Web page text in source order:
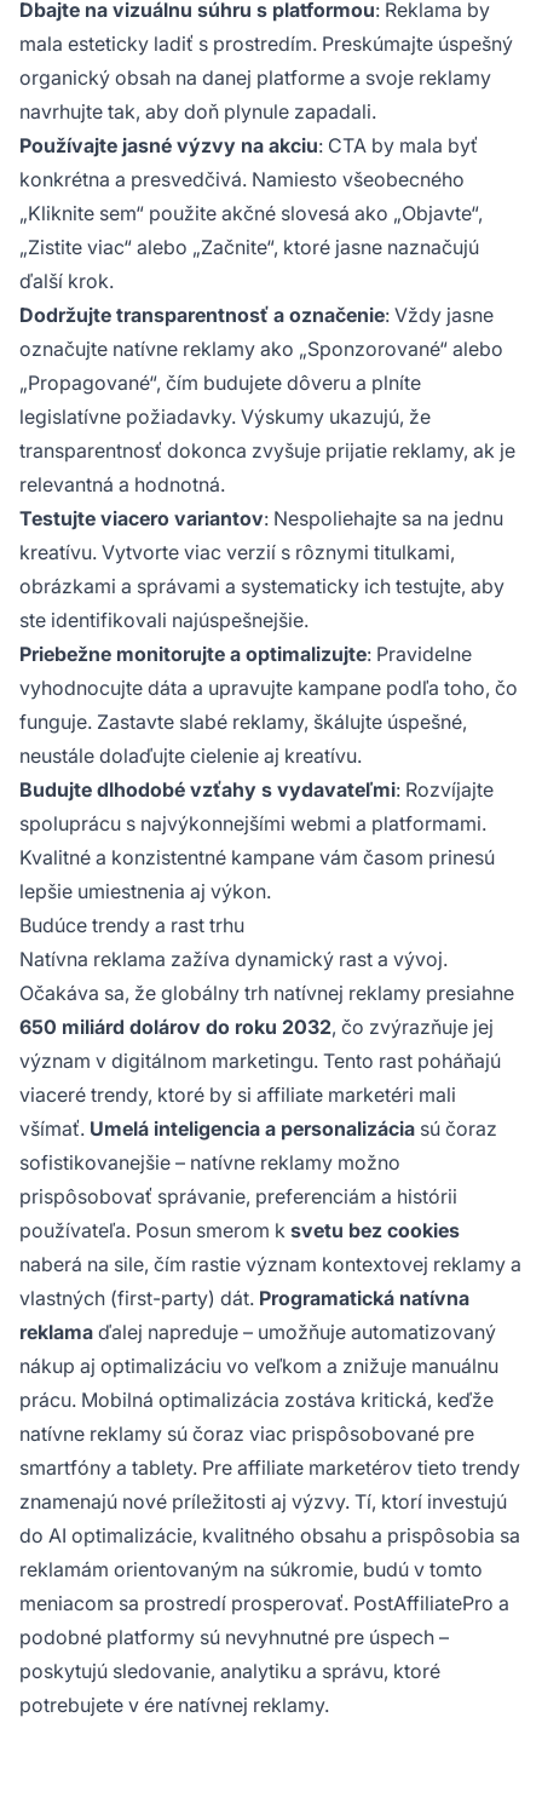
Dbajte na vizuálnu súhru s platformou: Reklama by
mala esteticky ladiť s prostredím. Preskúmajte úspešný
organický obsah na danej platforme a svoje reklamy
navrhujte tak, aby doň plynule zapadali.
Používajte jasné výzvy na akciu: CTA by mala byť
konkrétna a presvedčivá. Namiesto všeobecného
„Kliknite sem“ použite akčné slovesá ako „Objavte“,
„Zistite viac“ alebo „Začnite“, ktoré jasne naznačujú
ďalší krok.
Dodržujte transparentnosť a označenie: Vždy jasne
označujte natívne reklamy ako „Sponzorované“ alebo
„Propagované“, čím budujete dôveru a plníte
legislatívne požiadavky. Výskumy ukazujú, že
transparentnosť dokonca zvyšuje prijatie reklamy, ak je
relevantná a hodnotná.
Testujte viacero variantov: Nespoliehajte sa na jednu
kreatívu. Vytvorte viac verzií s rôznymi titulkami,
obrázkami a správami a systematicky ich testujte, aby
ste identifikovali najúspešnejšie.
Priebežne monitorujte a optimalizujte: Pravidelne
vyhodnocujte dáta a upravujte kampane podľa toho, čo
funguje. Zastavte slabé reklamy, škálujte úspešné,
neustále dolaďujte cielenie aj kreatívu.
Budujte dlhodobé vzťahy s vydavateľmi: Rozvíjajte
spoluprácu s najvýkonnejšími webmi a platformami.
Kvalitné a konzistentné kampane vám časom prinesú
lepšie umiestnenia aj výkon.
Budúce trendy a rast trhu
Natívna reklama zažíva dynamický rast a vývoj.
Očakáva sa, že globálny trh natívnej reklamy presiahne
650 miliárd dolárov do roku 2032, čo zvýrazňuje jej
význam v digitálnom marketingu. Tento rast poháňajú
viaceré trendy, ktoré by si affiliate marketéri mali
všímať. Umelá inteligencia a personalizácia sú čoraz
sofistikovanejšie – natívne reklamy možno
prispôsobovať správanie, preferenciám a histórii
používateľa. Posun smerom k svetu bez cookies
naberá na sile, čím rastie význam kontextovej reklamy a
vlastných (first-party) dát. Programatická natívna
reklama ďalej napreduje – umožňuje automatizovaný
nákup aj optimalizáciu vo veľkom a znižuje manuálnu
prácu. Mobilná optimalizácia zostáva kritická, keďže
natívne reklamy sú čoraz viac prispôsobované pre
smartfóny a tablety. Pre affiliate marketérov tieto trendy
znamenajú nové príležitosti aj výzvy. Tí, ktorí investujú
do AI optimalizácie, kvalitného obsahu a prispôsobia sa
reklamám orientovaným na súkromie, budú v tomto
meniacom sa prostredí prosperovať. PostAffiliatePro a
podobné platformy sú nevyhnutné pre úspech –
poskytujú sledovanie, analytiku a správu, ktoré
potrebujete v ére natívnej reklamy.